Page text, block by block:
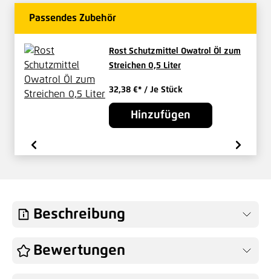
Passendes Zubehör
Rost Schutzmittel Owatrol Öl zum
Streichen 0,5 Liter
32,38 €* / Je Stück
Hinzufügen
Beschreibung
Bewertungen